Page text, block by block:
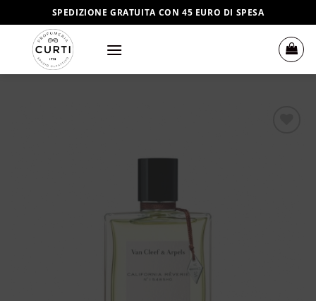
ai
contenuti
SPEDIZIONE GRATUITA CON 45 EURO DI SPESA